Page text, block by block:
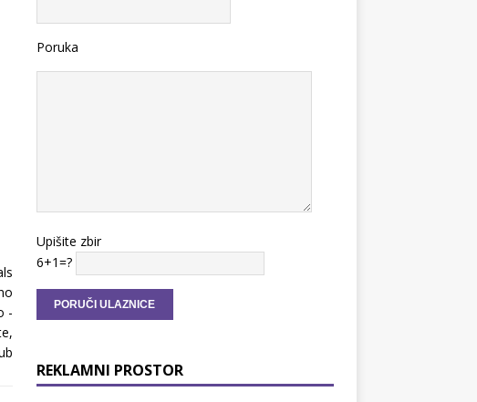
Poruka
Upišite zbir
6+1=?
REKLAMNI PROSTOR